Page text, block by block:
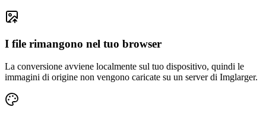
I file rimangono nel tuo browser
La conversione avviene localmente sul tuo dispositivo, quindi le
immagini di origine non vengono caricate su un server di Imglarger.